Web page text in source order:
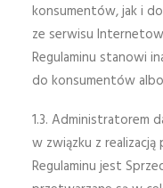
konsumentów, jak i
ze serwisu
Regulaminu stanowi
do konsumentów
1.3. Administratorem
w związku z
Regulaminu jest